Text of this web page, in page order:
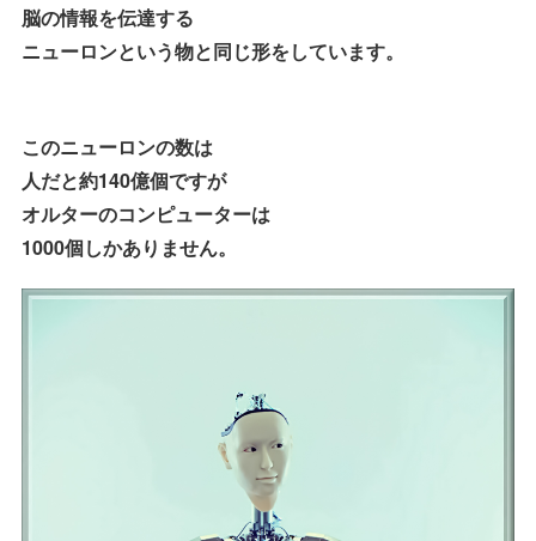
脳の情報を伝達する
ニューロンという物と同じ形をしています。
このニューロンの数は
人だと約140億個ですが
オルターのコンピューターは
1000個しかありません。